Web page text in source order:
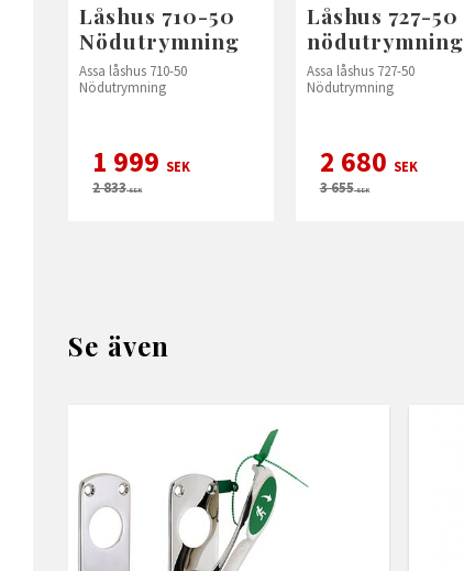
Låshus 710-50
Nödutrymning
Assa låshus 710-50
Nödutrymning
1 999 SEK
2 833SEK
Låshus 727-50
nödutrymning
Assa låshus 727-50
Nödutrymning
2 680 SEK
3 655SEK
Se även